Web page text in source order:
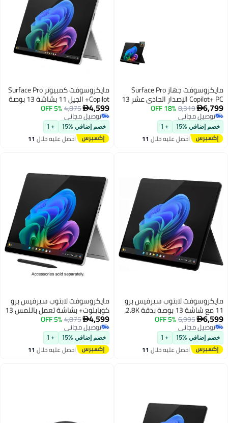
مايكروسوفت جهاز Surface Pro
Copilot+ PC الإصدار الحادي عشر 13
بوصة OLED Snapdragon X Elite
16GB 1TB SSD
6,799
8,319
18% OFF
توصيل مجاني
توصيل مجاني
خصم إضافي %15 + 1
احصل عليه خلال 11
مايكروسوفت كمبيوتر Surface Pro
Copilot+ الجيل 11 بشاشة 13 بوصة
مع معالج Snapdragon X
Plus/16GB RAM/512GB SSD
4,599
4,875
5% OFF
توصيل مجاني
توصيل مجاني
خصم إضافي %15 + 1
احصل عليه خلال 11
مايكروسوفت لابتوب سيرفيس برو
11 مع شاشة 13 بوصة بدقة 2.8K،
إنتل آرك/ويندوز 11 برو بالإنجليزية/
العربية باللون الأسود
6,599
6,995
5% OFF
توصيل مجاني
توصيل مجاني
خصم إضافي %15 + 1
احصل عليه خلال 11
مايكروسوفت لابتوب سيرفيس برو
كوبايلوت+ بشاشة تعمل باللمس 13
بوصة (2880x1920) ومعالج سناب
دراجون X بلس/16 جيجابايت رام
هوم
4,599
4,875
5% OFF
توصيل مجاني
توصيل مجاني
خصم إضافي %15 + 1
احصل عليه خلال 11